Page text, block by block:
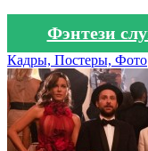
Фэнтези
Кадры, Постеры, Фото